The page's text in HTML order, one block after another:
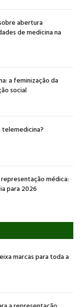
abertura
de medicina na
a feminização da
social
telemedicina?
médica:
para 2026
marcas para toda a